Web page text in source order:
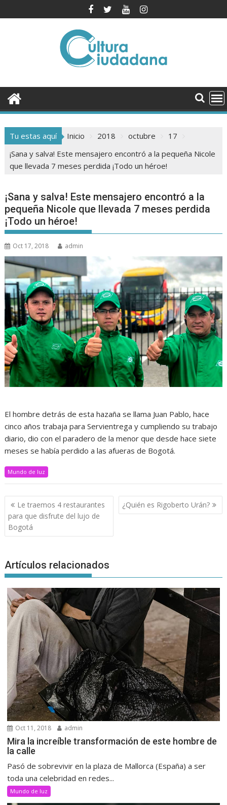
al
Tu estas aquí Inicio 2018 octubre
17
¡Sana y salva! Este mensajero encontró a la pequeña Nicole
que llevada 7 meses perdida ¡Todo un héroe!
¡Sana y salva! Este mensajero encontró a la
pequeña Nicole que llevada 7 meses perdida
¡Todo un héroe!
Oct 17, 2018 admin
El hombre detrás de esta hazaña se llama Juan Pablo, hace
cinco años trabaja para Servientrega y cumpliendo su trabajo
diario, dio con el paradero de la menor que desde hace siete
meses se había perdido a las afueras de Bogotá.
Mundo de luz
Navegación
de
entradas
Le traemos 4 restaurantes
para que disfrute del lujo de
Bogotá
¿Quién es Rigoberto Urán?
Artículos relacionados
Oct 11, 2018 admin
Mira la increíble transformación de este hombre de
la calle
Pasó de sobrevivir en la plaza de Mallorca (España) a ser
toda una celebridad en redes...
Mundo de luz